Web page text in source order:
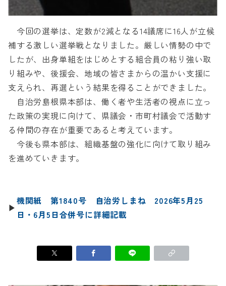
今回の選挙は、定数が2減となる14議席に16人が立候
補する激しい選挙戦となりました。厳しい情勢の中で
したが、出身単組をはじめとする組合員の粘り強い取
り組みや、後援会、地域の皆さまからの温かい支援に
支えられ、再選という結果を得ることができました。
自治労島根県本部は、働く者や生活者の視点に立っ
た政策の実現に向けて、県議会・市町村議会で活動す
る仲間の存在が重要であると考えています。
今後も県本部は、組織基盤の強化に向けて取り組み
を進めていきます。
▶
機関紙 第1840号 自治労しまね 2026年5月25
日・6月5日合併号に詳細記載